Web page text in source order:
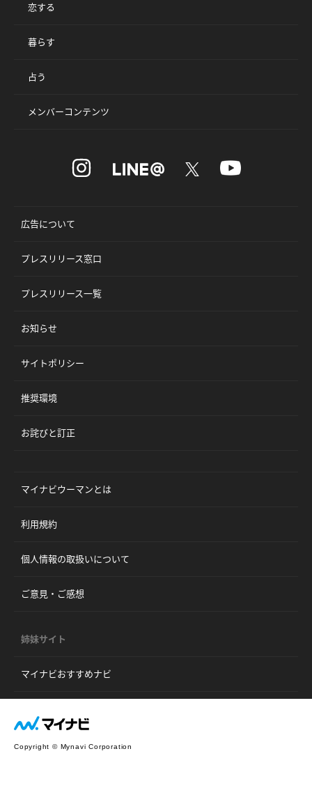
恋する
暮らす
占う
メンバーコンテンツ
広告について
プレスリリース窓口
プレスリリース一覧
お知らせ
サイトポリシー
推奨環境
お詫びと訂正
マイナビウーマンとは
利用規約
個人情報の取扱いについて
ご意見・ご感想
姉妹サイト
マイナビおすすめナビ
Copyright © Mynavi Corporation